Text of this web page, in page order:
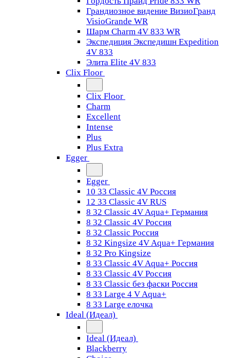
Грандиозное видение ВизиоГранд
VisioGrande WR
Шарм Charm 4V 833 WR
Экспедиция Экспедишн Expedition
4V 833
Элита Elite 4V 833
Clix Floor
Clix Floor
Charm
Excellent
Intense
Plus
Plus Extra
Egger
Egger
10 33 Classic 4V Россия
12 33 Classic 4V RUS
8 32 Classic 4V Aqua+ Германия
8 32 Classic 4V Россия
8 32 Classic Россия
8 32 Kingsize 4V Aqua+ Германия
8 32 Pro Kingsize
8 33 Classic 4V Aqua+ Россия
8 33 Classic 4V Россия
8 33 Classic без фаски Россия
8 33 Large 4 V Aqua+
8 33 Large елочка
Ideal (Идеал)
Ideal (Идеал)
Blackberry